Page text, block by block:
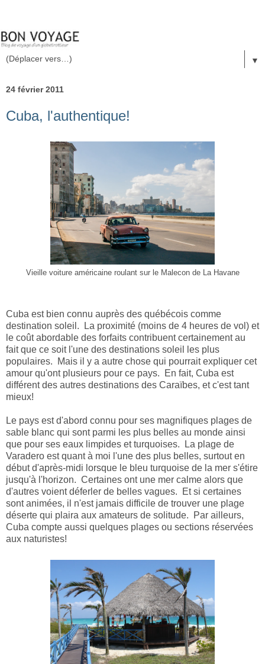
▼
24 février 2011
Cuba, l'authentique!
Vieille voiture américaine roulant sur le Malecon de La Havane
Cuba est bien connu auprès des québécois comme
destination soleil. La proximité (moins de 4 heures de vol) et
le coût abordable des forfaits contribuent certainement au
fait que ce soit l'une des destinations soleil les plus
populaires. Mais il y a autre chose qui pourrait expliquer cet
amour qu'ont plusieurs pour ce pays. En fait, Cuba est
différent des autres destinations des Caraïbes, et c'est tant
mieux!
Le pays est d'abord connu pour ses magnifiques plages de
sable blanc qui sont parmi les plus belles au monde ainsi
que pour ses eaux limpides et turquoises. La plage de
Varadero est quant à moi l'une des plus belles, surtout en
début d'après-midi lorsque le bleu turquoise de la mer s'étire
jusqu'à l'horizon. Certaines ont une mer calme alors que
d'autres voient déferler de belles vagues. Et si certaines
sont animées, il n'est jamais difficile de trouver une plage
déserte qui plaira aux amateurs de solitude. Par ailleurs,
Cuba compte aussi quelques plages ou sections réservées
aux naturistes!